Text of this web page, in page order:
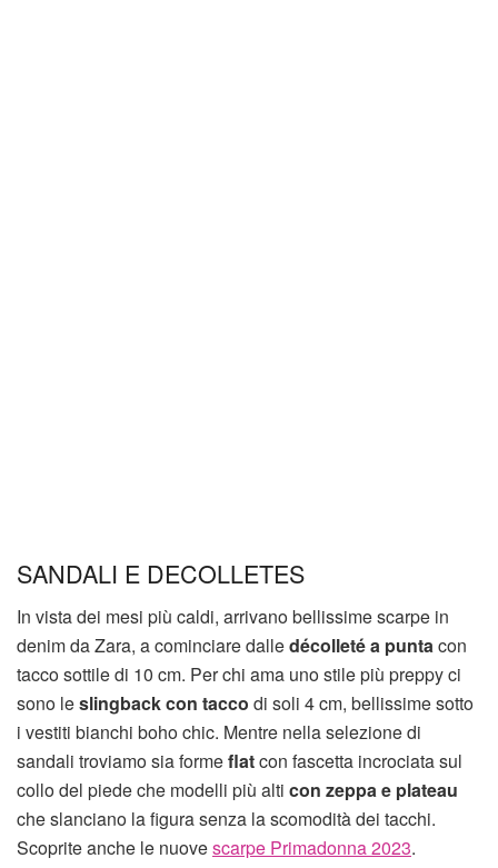
SANDALI E DECOLLETES
In vista dei mesi più caldi, arrivano bellissime scarpe in
denim da Zara, a cominciare dalledécolleté a puntacon
tacco sottile di 10 cm. Per chi ama uno stile più preppy ci
sono leslingback con tacco di soli 4 cm, bellissime sotto
i vestiti bianchi boho chic. Mentre nella selezione di
sandali troviamo sia formeflatcon fascetta incrociata sul
collo del piede che modelli più alti con zeppa e plateau
che slanciano la figura senza la scomodità dei tacchi.
Scoprite anche le nuovescarpe Primadonna 2023.